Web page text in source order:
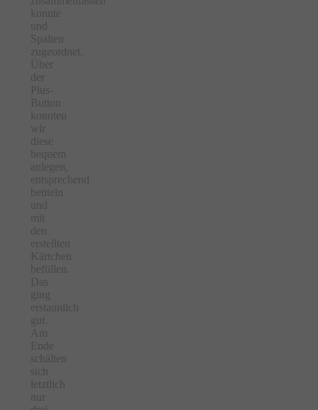
konnte
und
Spalten
zugeordnet.
Über
der
Plus-
Button
konnten
wir
diese
bequem
anlegen,
entsprechend
betiteln
und
mit
den
erstellten
Kärtchen
befüllen.
Das
ging
erstaunlich
gut.
Am
Ende
schälten
sich
letztlich